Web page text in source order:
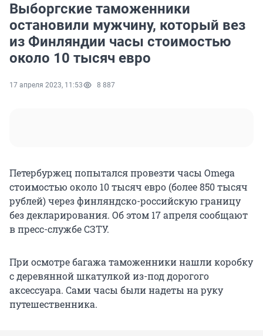
Выборгские таможенники
остановили мужчину, который вез
из Финляндии часы стоимостью
около 10 тысяч евро
17 апреля 2023, 11:53 8 887
Петербуржец попытался провезти часы Omega
стоимостью около 10 тысяч евро (более 850 тысяч
рублей) через финляндско-российскую границу
без декларирования. Об этом 17 апреля сообщают
в пресс-службе СЗТУ.
При осмотре багажа таможенники нашли коробку
с деревянной шкатулкой из-под дорогого
аксессуара. Сами часы были надеты на руку
путешественника.